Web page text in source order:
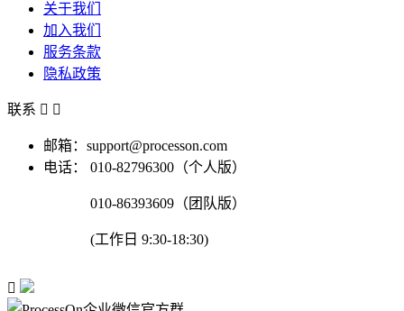
关于我们
加入我们
服务条款
隐私政策
联系  
邮箱：support@processon.com
电话：
010-82796300（个人版）
010-86393609（团队版）
(工作日 9:30-18:30)
